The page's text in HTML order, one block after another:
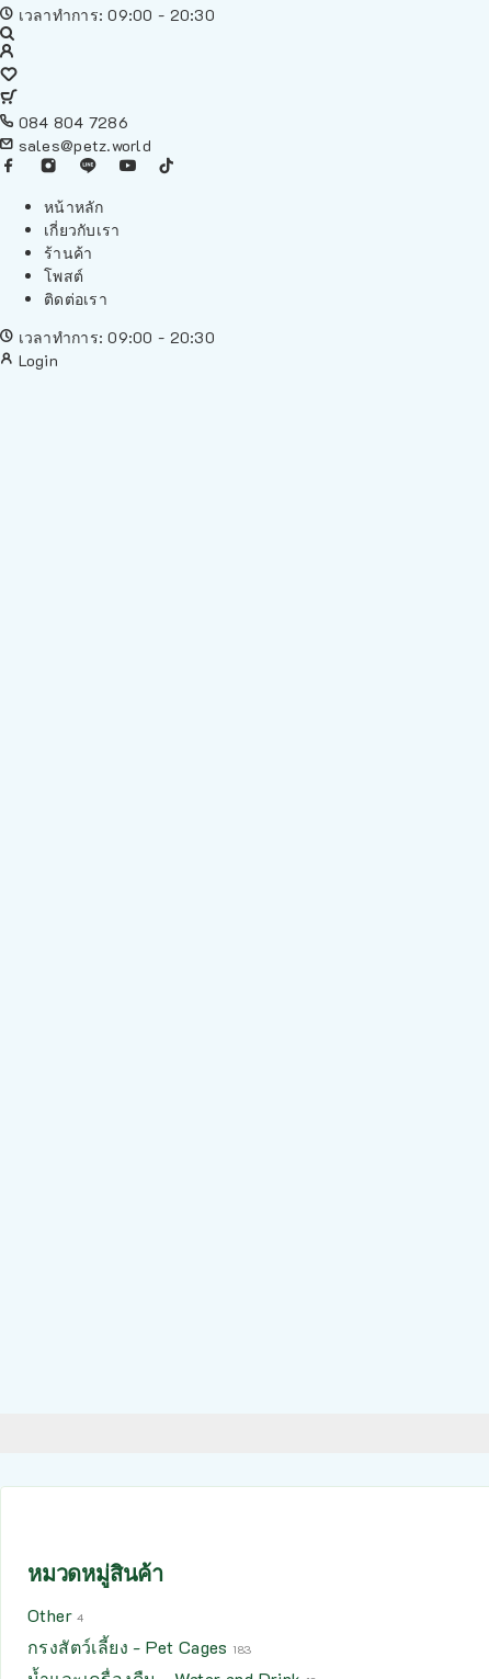
เวลาทำการ: 09:00 - 20:30
084 804 7286
sales@petz.world
หน้าหลัก
เกี่ยวกับเรา
ร้านค้า
โพสต์
ติดต่อเรา
เวลาทำการ: 09:00 - 20:30
Login
หมวดหมู่สินค้า
Other 4
กรงสัตว์เลี้ยง - Pet Cages 183